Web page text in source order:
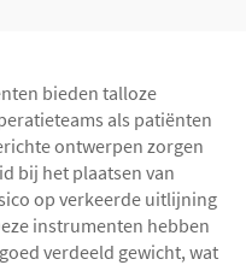
bieden talloze
als patiënten
ontwerpen zorgen
bij het plaatsen van
op verkeerde uitlijning
instrumenten hebben
verdeeld gewicht, wat